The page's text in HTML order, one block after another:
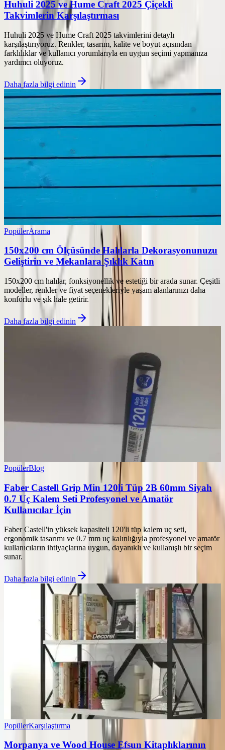
Huhuli 2025 ve Hume Craft 2025 Çiçekli
Takvimlerin Karşılaştırması
Huhuli 2025 ve Hume Craft 2025 takvimlerini detaylı
karşılaştırıyoruz. Renkler, tasarım, kalite ve boyut açısından
farklılıklar ve kullanıcı yorumlarıyla en uygun seçimi yapmanıza
yardımcı oluyoruz.
Daha fazla bilgi edinin
PopülerArama
150x200 cm Ölçüsünde Halılarla Dekorasyonunuzu
Geliştirin ve Mekanlara Şıklık Katın
150x200 cm halılar, fonksiyonellik ve estetiği bir arada sunar. Çeşitli
modeller, renkler ve fiyat seçenekleriyle yaşam alanlarınızı daha
konforlu ve şık hale getirir.
Daha fazla bilgi edinin
PopülerBlog
Faber Castell Grip Min 120li Tüp 2B 60mm Siyah
0.7 Uç Kalem Seti Profesyonel ve Amatör
Kullanıcılar İçin
Faber Castell'in yüksek kapasiteli 120'li tüp kalem uç seti,
ergonomik tasarımı ve 0.7 mm uç kalınlığıyla profesyonel ve amatör
kullanıcıların ihtiyaçlarına uygun, dayanıklı ve kullanışlı bir seçim
sunar.
Daha fazla bilgi edinin
PopülerKarşılaştırma
Morpanya ve Wood House Efsun Kitaplıklarının